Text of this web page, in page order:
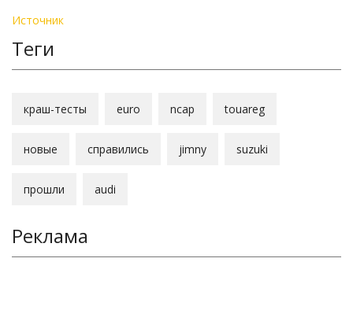
Источник
Теги
краш-тесты euro ncap touareg
новые справились jimny suzuki
прошли audi
Реклама